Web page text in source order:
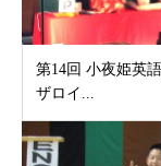
第14回 小夜姫英
ザロイ...